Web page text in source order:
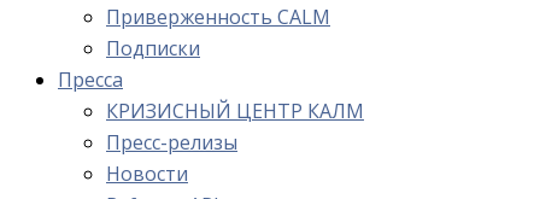
Приверженность CALM
Подписки
Пресса
КРИЗИСНЫЙ ЦЕНТР КАЛМ
Пресс-релизы
Новости